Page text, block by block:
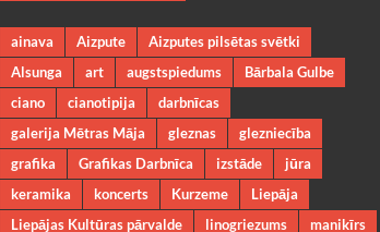
ainava Aizpute
Aizputes pilsētas svētki
Alsunga
art augstspiedums
Bārbala Gulbe
ciano
cianotipija
darbnīcas
galerija Mētras Māja
gleznas
glezniecība
grafika
Grafikas Darbnīca izstāde
jūra
keramika
koncerts Kurzeme
Liepāja
Liepājas Kultūras pārvalde
linogriezums manikīrs